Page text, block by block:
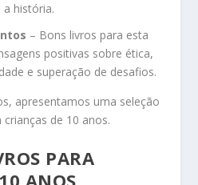
história.
– Bons livros para esta
positivas sobre ética,
e superação de desafios.
apresentamos uma seleção
de 10 anos.
PARA